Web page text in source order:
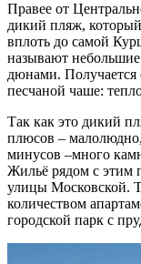
Правее от
дикий пляж, который
вплоть до самой
называют
дюнами.
песчаной чаше:
Так как это дикий
плюсов –
минусов –много
Жильё рядом с этим
улицы Московской.
количеством
городской парк с